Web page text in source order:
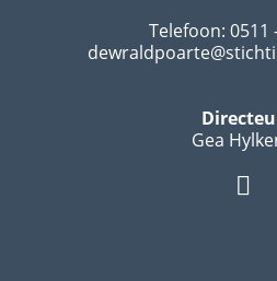
Telefoon: 0511
Gea